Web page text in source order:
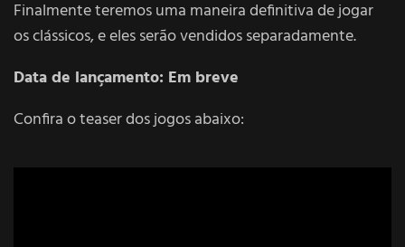
Finalmente teremos uma maneira definitiva de jogar
os clássicos, e eles serão vendidos separadamente.
Data de lançamento: Em breve
Confira o teaser dos jogos abaixo: